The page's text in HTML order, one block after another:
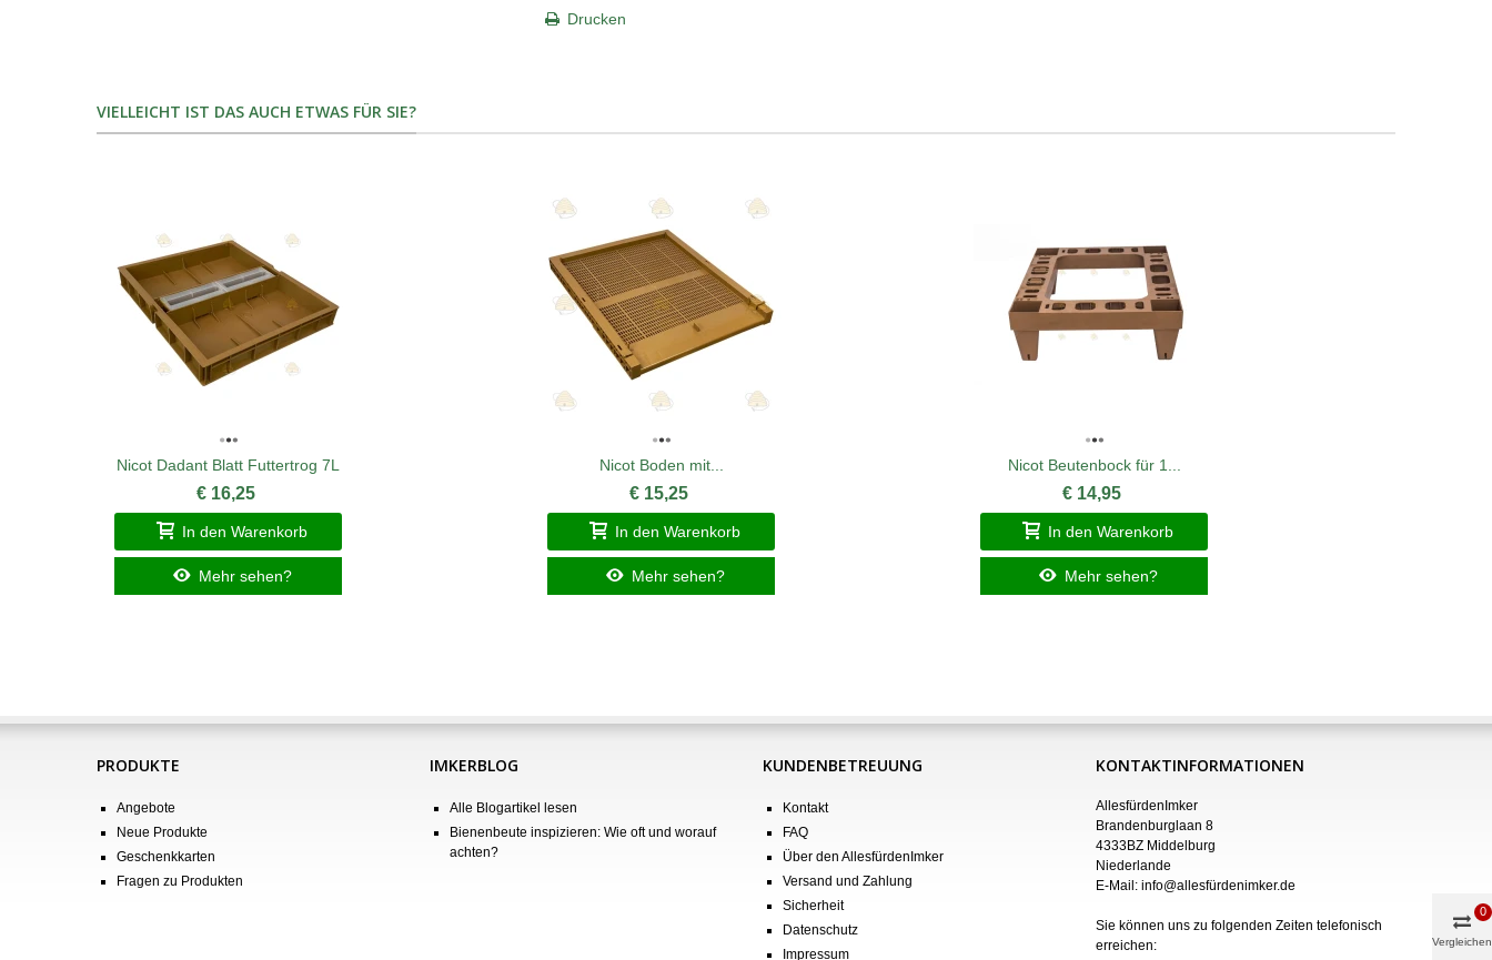
Drucken
VIELLEICHT IST DAS AUCH ETWAS FÜR SIE?
Nicot Dadant Blatt Futtertrog 7L
€ 16,25
In den Warenkorb
Mehr sehen?
Nicot Boden mit...
€ 15,25
In den Warenkorb
Mehr sehen?
Nicot Beutenbock für 1...
€ 14,95
In den Warenkorb
Mehr sehen?
PRODUKTE
Angebote
Neue Produkte
Geschenkkarten
Fragen zu Produkten
IMKERBLOG
Alle Blogartikel lesen
Bienenbeute inspizieren: Wie oft und worauf
achten?
KUNDENBETREUUNG
Kontakt
FAQ
Über den AllesfürdenImker
Versand und Zahlung
Sicherheit
Datenschutz
Impressum
KONTAKTINFORMATIONEN
AllesfürdenImker
Brandenburglaan 8
4333BZ Middelburg
Niederlande
E-Mail: info@allesfürdenimker.de
Sie können uns zu folgenden Zeiten telefonisch
erreichen:
Vergleichen
0